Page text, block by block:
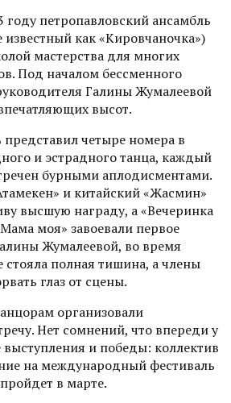
петропавловский ансамбль
как «Кировчаночка»)
мастерства для многих
Под началом бессменного
Галины Жумалеевой
высот.
четыре номера в
и эстрадного танца, каждый
бурными аплодисментами.
и китайский «Жасмин»
высшую награду, а «Вечеринка
моя» завоевали первое
Жумалеевой, во время
стояла полная тишина, а члены
глаз от сцены.
организовали
Нет сомнений, что впереди у
и победы: коллектив
на международный фестиваль
в марте.